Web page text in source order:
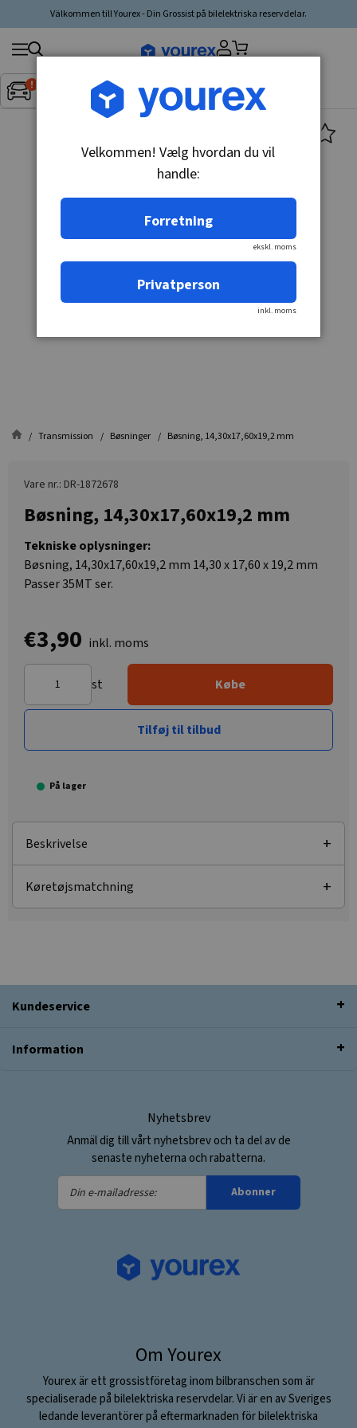
Välkommen till Yourex - Din Grossist på bilelektriska reservdelar.
Inget fordon valt▼
Søg
produkt,
producent,
Transmission Bøsninger Bøsning, 14,30x17,60x19,2 mm
Vare nr.: DR-1872678
Bøsning, 14,30x17,60x19,2 mm
Tekniske oplysninger:
Bøsning, 14,30x17,60x19,2 mm 14,30 x 17,60 x 19,2 mm
Passer 35MT ser.
€3,90 inkl. moms
st Købe
Tilføj til tilbud
På lager
Beskrivelse
Køretøjsmatchning
Kundeservice
Information
Nyhetsbrev
Anmäl dig till vårt nyhetsbrev och ta del av de
senaste nyheterna och rabatterna.
Din
e-
Abonner
Om Yourex
Yourex är ett grossistföretag inom bilbranschen som är
specialiserade på bilelektriska reservdelar. Vi är en av Sveriges
ledande leverantörer på eftermarknaden för bilelektriska
Velkommen! Vælg hvordan du vil
handle:
Forretning
ekskl. moms
Privatperson
inkl. moms